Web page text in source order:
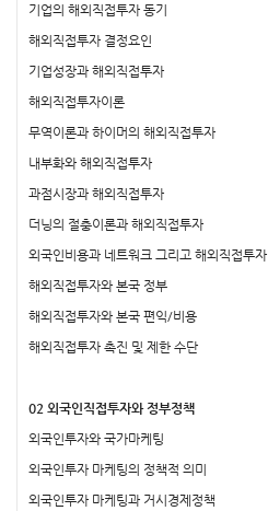
기업의 해외직접투자 동기
해외직접투자 결정요인
기업성장과 해외직접투자
해외직접투자이론
무역이론과 하이머의 해외직접투자
내부화와 해외직접투자
과점시장과 해외직접투자
더닝의 절충이론과 해외직접투자
외국인비용과 네트워크 그리고 해외직접투자
해외직접투자와 본국 정부
해외직접투자와 본국 편익/비용
해외직접투자 촉진 및 제한 수단
02 외국인직접투자와 정부정책
외국인투자와 국가마케팅
외국인투자 마케팅의 정책적 의미
외국인투자 마케팅과 거시경제정책